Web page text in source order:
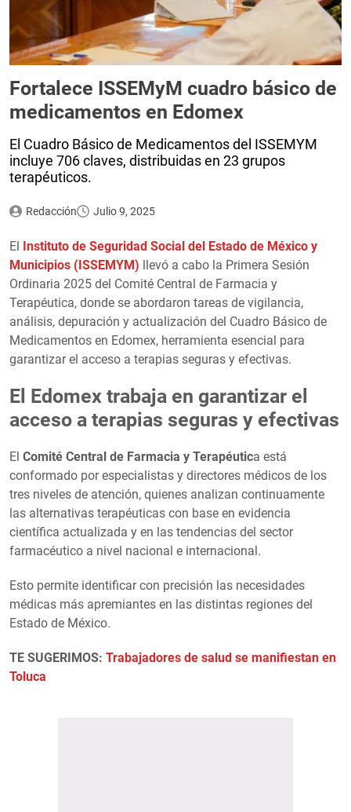
Fortalece ISSEMyM cuadro básico de
medicamentos en Edomex
El Cuadro Básico de Medicamentos del ISSEMYM
incluye 706 claves, distribuidas en 23 grupos
terapéuticos.
Redacción Julio 9, 2025
El Instituto de Seguridad Social del Estado de México y
Municipios (ISSEMYM) llevó a cabo la Primera Sesión
Ordinaria 2025 del Comité Central de Farmacia y
Terapéutica, donde se abordaron tareas de vigilancia,
análisis, depuración y actualización del Cuadro Básico de
Medicamentos en Edomex, herramienta esencial para
garantizar el acceso a terapias seguras y efectivas.
El Edomex trabaja en garantizar el
acceso a terapias seguras y efectivas
El Comité Central de Farmacia y Terapéutica está
conformado por especialistas y directores médicos de los
tres niveles de atención, quienes analizan continuamente
las alternativas terapéuticas con base en evidencia
científica actualizada y en las tendencias del sector
farmacéutico a nivel nacional e internacional.
Esto permite identificar con precisión las necesidades
médicas más apremiantes en las distintas regiones del
Estado de México.
TE SUGERIMOS: Trabajadores de salud se manifiestan en
Toluca